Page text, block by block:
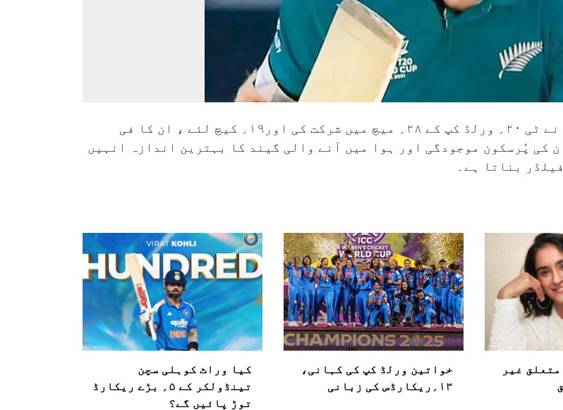
مارٹن گپٹل (نیوزی لینڈ):مارٹن گپٹل نے ٹی ۲۰؍ ورلڈ کپ کے ۲۸؍ میچ میں شرکت کی اور۱۹؍ کیچ لئے ، ان کا فی
پر ان کی پُرسکون موجودگی اور ہوا میں آنے والی گیند کا بہترین اندازہ انہیں
بناتا ہے۔
کیا وراٹ کوہلی سچن
تینڈولکر کے ۵؍ بڑے ریکارڈ
توڑ پائیں گے؟
خواتین ورلڈ کپ کی کہانی،
۱۳؍ریکارڈس کی زبانی
غیر